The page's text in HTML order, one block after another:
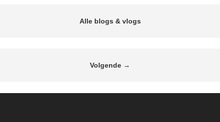
alle blogs & vlogs
Volgende →